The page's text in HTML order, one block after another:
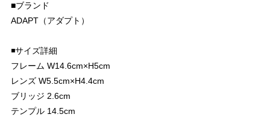
■ブランド
ADAPT（アダプト）
◾️サイズ詳細
フレーム W14.6cm×H5cm
レンズ W5.5cm×H4.4cm
ブリッジ 2.6cm
テンプル 14.5cm